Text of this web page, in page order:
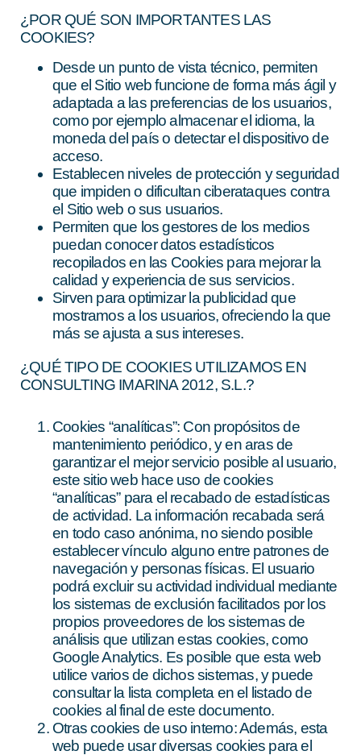
¿POR QUÉ SON IMPORTANTES LAS
COOKIES?
Desde un punto de vista técnico, permiten
que el Sitio web funcione de forma más ágil y
adaptada a las preferencias de los usuarios,
como por ejemplo almacenar el idioma, la
moneda del país o detectar el dispositivo de
acceso.
Establecen niveles de protección y seguridad
que impiden o dificultan ciberataques contra
el Sitio web o sus usuarios.
Permiten que los gestores de los medios
puedan conocer datos estadísticos
recopilados en las Cookies para mejorar la
calidad y experiencia de sus servicios.
Sirven para optimizar la publicidad que
mostramos a los usuarios, ofreciendo la que
más se ajusta a sus intereses.
¿QUÉ TIPO DE COOKIES UTILIZAMOS EN
CONSULTING IMARINA 2012, S.L.?
Cookies “analíticas”: Con propósitos de
mantenimiento periódico, y en aras de
garantizar el mejor servicio posible al usuario,
este sitio web hace uso de cookies
“analíticas” para el recabado de estadísticas
de actividad. La información recabada será
en todo caso anónima, no siendo posible
establecer vínculo alguno entre patrones de
navegación y personas físicas. El usuario
podrá excluir su actividad individual mediante
los sistemas de exclusión facilitados por los
propios proveedores de los sistemas de
análisis que utilizan estas cookies, como
Google Analytics. Es posible que esta web
utilice varios de dichos sistemas, y puede
consultar la lista completa en el listado de
cookies al final de este documento.
Otras cookies de uso interno: Además, esta
web puede usar diversas cookies para el